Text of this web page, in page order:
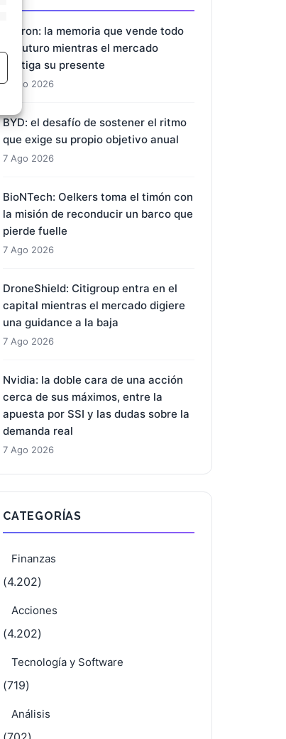
ARTÍCULOS RECIENTES
su futuro mientras el mercado
castiga su presente
BYD: el desafío de sostener el ritmo
que exige su propio objetivo anual
7 Ago 2026
la misión de reconducir un barco que
pierde fuelle
7 Ago 2026
capital mientras el mercado digiere
una guidance a la baja
7 Ago 2026
Nvidia: la doble cara de una acción
7 Ago 2026
CATEGORÍAS
Finanzas
Acciones
Tecnología y Software